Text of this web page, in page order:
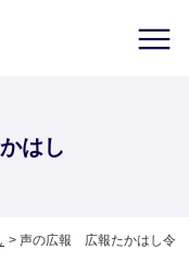
はし
> 声の広報 広報たかはし令